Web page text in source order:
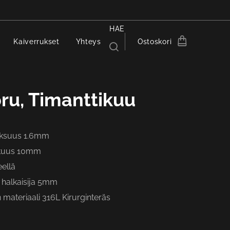
Kaiverrukset Yhteys
HAE
Ostoskori
Timanttikuu
1.6mm
10mm
5mm
materiaali 316L Kirurginteräs